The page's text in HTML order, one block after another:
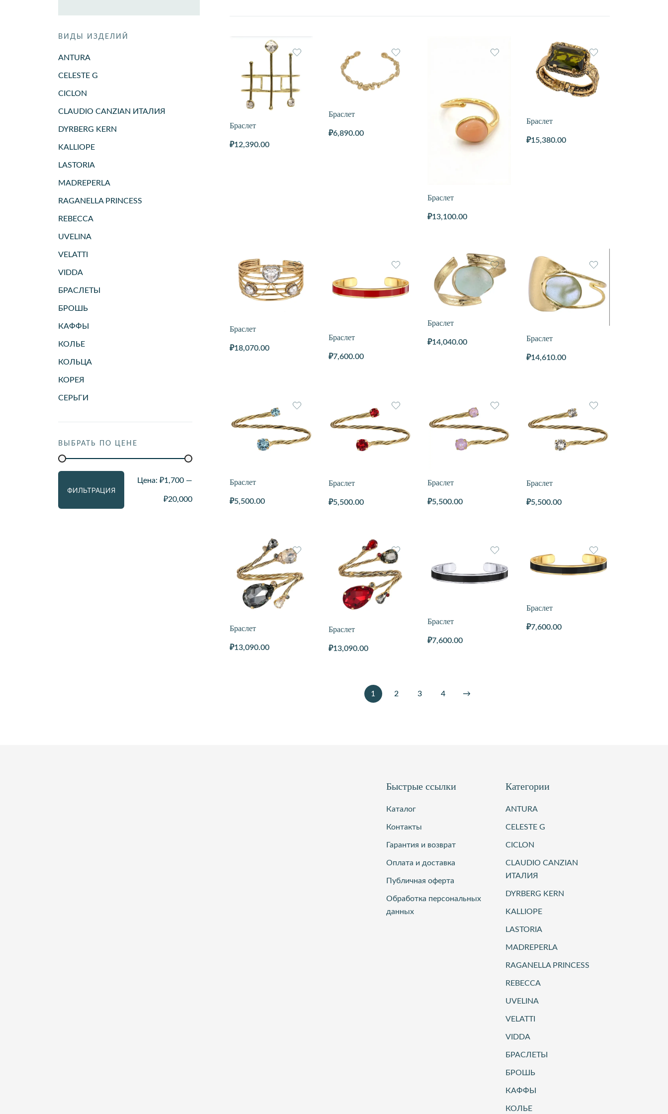
Браслет
₽12,390.00
Браслет
₽6,890.00
Браслет
₽13,100.00
Браслет
₽15,380.00
Браслет
₽18,070.00
Браслет
₽7,600.00
Браслет
₽14,040.00 Браслет
₽14,610.00
Браслет
₽5,500.00
Браслет
₽5,500.00
Браслет
₽5,500.00
Браслет
₽5,500.00
Браслет
₽13,090.00
Браслет
₽13,090.00
Браслет
₽7,600.00
Браслет
₽7,600.00
1 2 3 4 →
ВИДЫ ИЗДЕЛИЙ
ANTURA
CELESTE G
CICLON
CLAUDIO CANZIAN ИТАЛИЯ
DYRBERG KERN
KALLIOPE
LASTORIA
MADREPERLA
RAGANELLA PRINCESS
REBECCA
UVELINA
VELATTI
VIDDA
БРАСЛЕТЫ
БРОШЬ
КАФФЫ
КОЛЬЕ
КОЛЬЦА
КОРЕЯ
СЕРЬГИ
ВЫБРАТЬ ПО ЦЕНЕ
ФИЛЬТРАЦИЯ
Цена: ₽1,700 —
₽20,000
Быстрые ссылки
Каталог
Контакты
Гарантия и возврат
Оплата и доставка
Публичная оферта
Обработка персональных
данных
Категории
ANTURA
CELESTE G
CICLON
CLAUDIO CANZIAN
ИТАЛИЯ
DYRBERG KERN
KALLIOPE
LASTORIA
MADREPERLA
RAGANELLA PRINCESS
REBECCA
UVELINA
VELATTI
VIDDA
БРАСЛЕТЫ
БРОШЬ
КАФФЫ
КОЛЬЕ